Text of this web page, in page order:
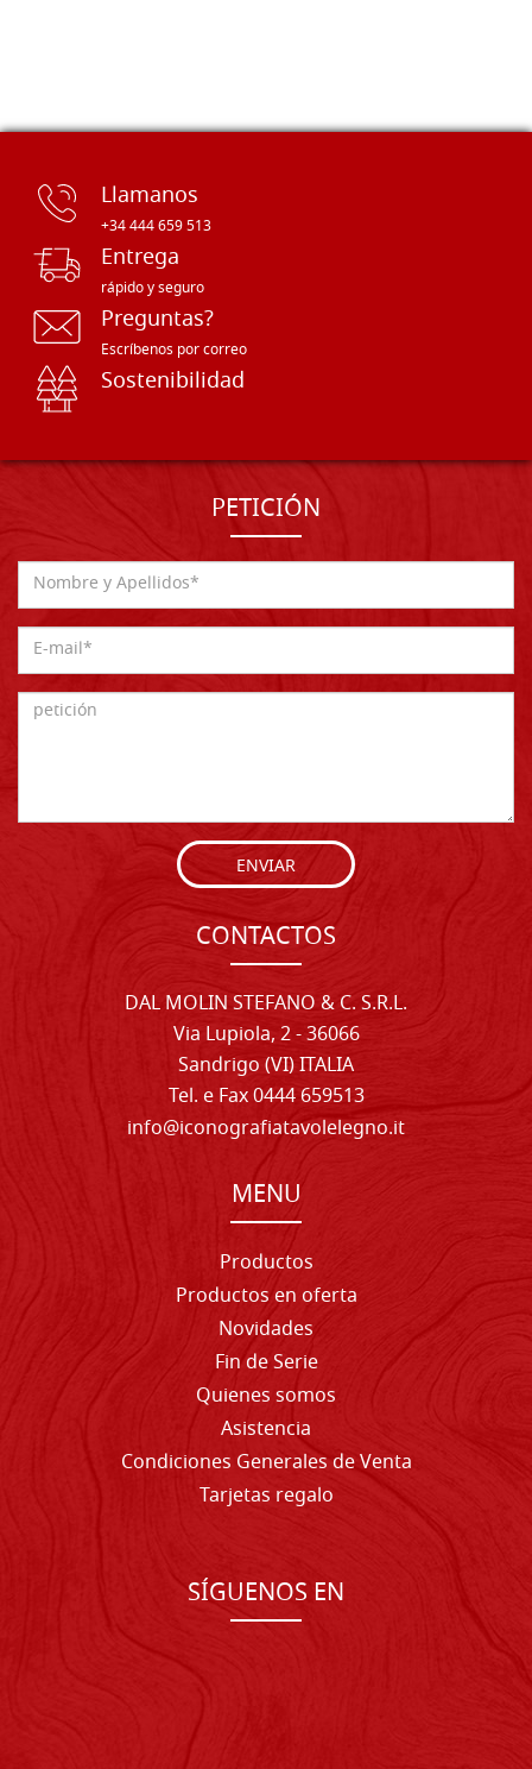
Llamanos
+34 444 659 513
Entrega
rápido y seguro
Preguntas?
Escríbenos por correo
Sostenibilidad
PETICIÓN
ENVIAR
CONTACTOS
DAL MOLIN STEFANO & C. S.R.L.
Via Lupiola, 2 - 36066
Sandrigo (VI) ITALIA
Tel. e Fax 0444 659513
info@iconografiatavolelegno.it
MENU
Productos
Productos en oferta
Novidades
Fin de Serie
Quienes somos
Asistencia
Condiciones Generales de Venta
Tarjetas regalo
SÍGUENOS EN